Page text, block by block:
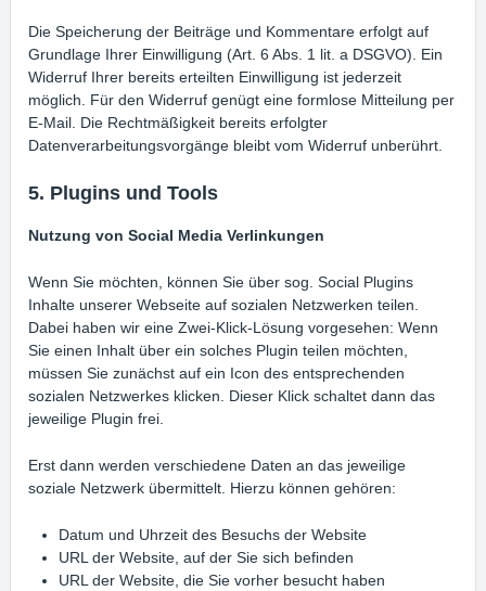
Die Speicherung der Beiträge und Kommentare erfolgt auf
Grundlage Ihrer Einwilligung (Art. 6 Abs. 1 lit. a DSGVO). Ein
Widerruf Ihrer bereits erteilten Einwilligung ist jederzeit
möglich. Für den Widerruf genügt eine formlose Mitteilung per
E-Mail. Die Rechtmäßigkeit bereits erfolgter
Datenverarbeitungsvorgänge bleibt vom Widerruf unberührt.
5. Plugins und Tools
Nutzung von Social Media Verlinkungen
Wenn Sie möchten, können Sie über sog. Social Plugins
Inhalte unserer Webseite auf sozialen Netzwerken teilen.
Dabei haben wir eine Zwei-Klick-Lösung vorgesehen: Wenn
Sie einen Inhalt über ein solches Plugin teilen möchten,
müssen Sie zunächst auf ein Icon des entsprechenden
sozialen Netzwerkes klicken. Dieser Klick schaltet dann das
jeweilige Plugin frei.
Erst dann werden verschiedene Daten an das jeweilige
soziale Netzwerk übermittelt. Hierzu können gehören:
Datum und Uhrzeit des Besuchs der Website
URL der Website, auf der Sie sich befinden
URL der Website, die Sie vorher besucht haben